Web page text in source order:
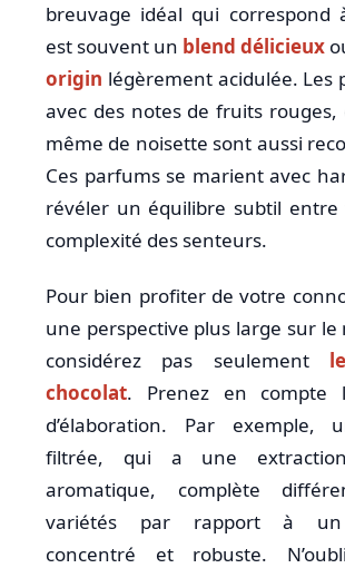
breuvage idéal qui correspond
est souvent un blend délicieux
origin légèrement acidulée. Les
avec des notes de fruits rouges,
même de noisette sont aussi
Ces parfums se marient avec
révéler un équilibre subtil
complexité des senteurs.
Pour bien profiter de votre
une perspective plus large sur le
considérez pas seulement
chocolat. Prenez en compte
d’élaboration. Par exemple,
filtrée, qui a une
aromatique, complète
variétés par rapport à
concentré et robuste.